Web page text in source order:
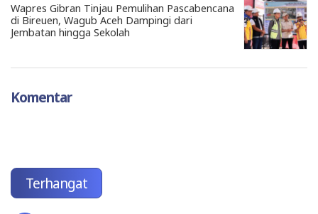
Wapres Gibran Tinjau Pemulihan Pascabencana
di Bireuen, Wagub Aceh Dampingi dari
Jembatan hingga Sekolah
Komentar
Terhangat